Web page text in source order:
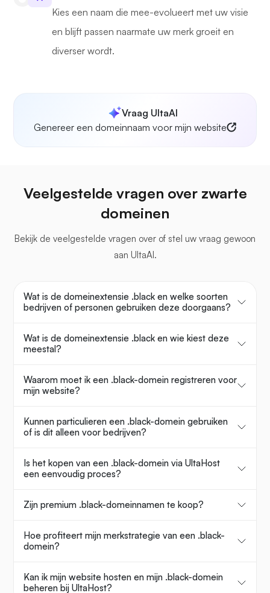
Kies een naam die mee-evolueert met uw visie
en blijft passen naarmate uw merk groeit en
diverser wordt.
Vraag UltaAI
Genereer een domeinnaam voor mijn website
Veelgestelde vragen over zwarte
domeinen
Bekijk de veelgestelde vragen over of stel uw vraag gewoon
aan UltaAI.
Wat is de domeinextensie .black en welke soorten
bedrijven of personen gebruiken deze doorgaans?
Wat is de domeinextensie .black en wie kiest deze
meestal?
Waarom moet ik een .black-domein registreren voor
mijn website?
Kunnen particulieren een .black-domein gebruiken
of is dit alleen voor bedrijven?
Is het kopen van een .black-domein via UltaHost
een eenvoudig proces?
Zijn premium .black-domeinnamen te koop?
Hoe profiteert mijn merkstrategie van een .black-
domein?
Kan ik mijn website hosten en mijn .black-domein
beheren bij UltaHost?